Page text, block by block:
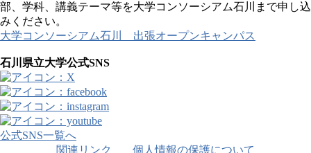
部、学科、講義テーマ等を大学コンソーシアム石川まで申し込
みください。
大学コンソーシアム石川 出張オープンキャンパス
石川県立大学公式SNS
公式SNS一覧へ
関連リンク
個人情報の保護について